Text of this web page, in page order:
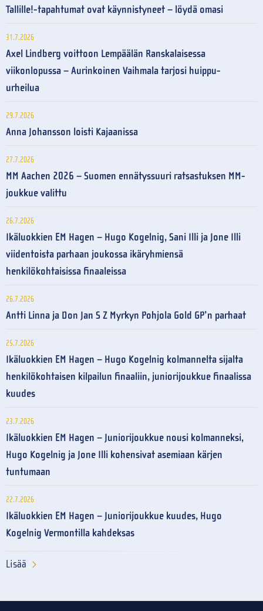
Tallille!-tapahtumat ovat käynnistyneet – löydä omasi
31.7.2026
Axel Lindberg voittoon Lempäälän Ranskalaisessa
viikonlopussa – Aurinkoinen Vaihmala tarjosi huippu-
urheilua
29.7.2026
Anna Johansson loisti Kajaanissa
27.7.2026
MM Aachen 2026 – Suomen ennätyssuuri ratsastuksen MM-
joukkue valittu
26.7.2026
Ikäluokkien EM Hagen – Hugo Kogelnig, Sani Illi ja Jone Illi
viidentoista parhaan joukossa ikäryhmiensä
henkilökohtaisissa finaaleissa
26.7.2026
Antti Linna ja Don Jan S Z Myrkyn Pohjola Gold GP’n parhaat
25.7.2026
Ikäluokkien EM Hagen – Hugo Kogelnig kolmannelta sijalta
henkilökohtaisen kilpailun finaaliin, juniorijoukkue finaalissa
kuudes
23.7.2026
Ikäluokkien EM Hagen – Juniorijoukkue nousi kolmanneksi,
Hugo Kogelnig ja Jone Illi kohensivat asemiaan kärjen
tuntumaan
22.7.2026
Ikäluokkien EM Hagen – Juniorijoukkue kuudes, Hugo
Kogelnig Vermontilla kahdeksas
Lisää